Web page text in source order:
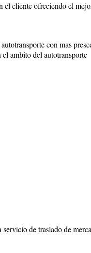
el cliente ofreciendo el
con mas
ambito del autotransporte
de traslado de